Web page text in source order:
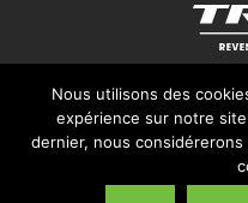
Nous utilisons des
expérience sur notre
dernier, nous